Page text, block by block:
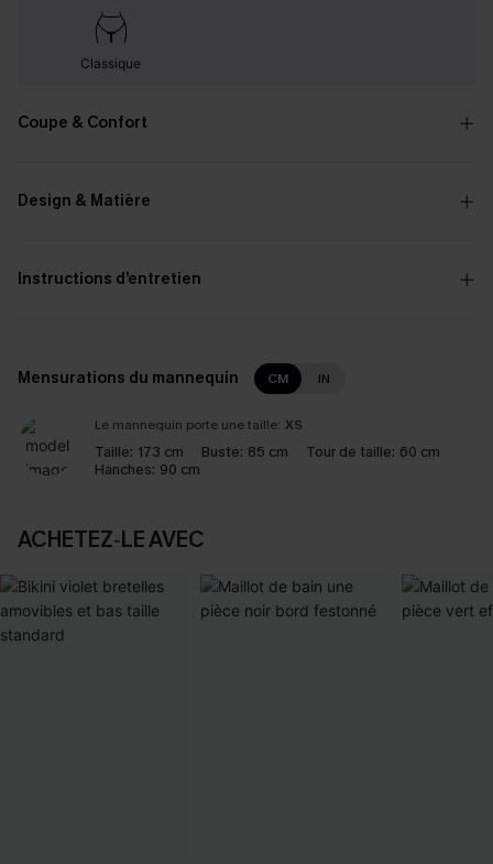
Classique
Coupe & Confort
Design & Matière
Instructions d’entretien
Mensurations du mannequin CM IN
Le mannequin porte une taille: XS
Taille: 173 cm Buste: 85 cm Tour de taille: 60 cm
Hanches: 90 cm
ACHETEZ‑LE AVEC